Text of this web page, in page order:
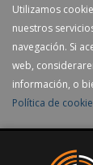
Utilizamos
nuestros
navegación. Si
web,
información, o
Política de